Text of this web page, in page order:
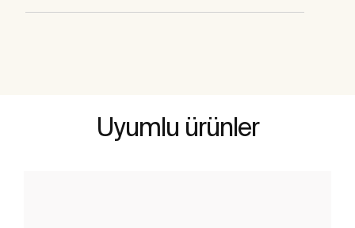
Uyumlu ürünler